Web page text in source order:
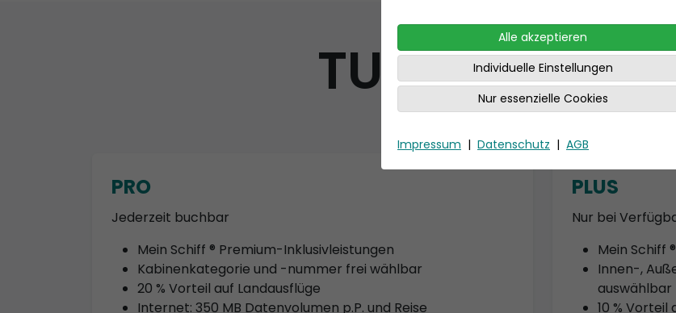
TUI Cruises
PRO
Jederzeit buchbar
Mein Schiff ® Premium-Inklusivleistungen
Kabinenkategorie und -nummer frei wählbar
20 % Vorteil auf Landausflüge
Internet: 350 MB Datenvolumen p.P. und Reise
PLUS
Nur bei
Mein Schiff
Innen-,
auswählbar
10 % Vorteil
Alle akzeptieren
Individuelle Einstellungen
Nur essenzielle Cookies
Impressum | Datenschutz | AGB